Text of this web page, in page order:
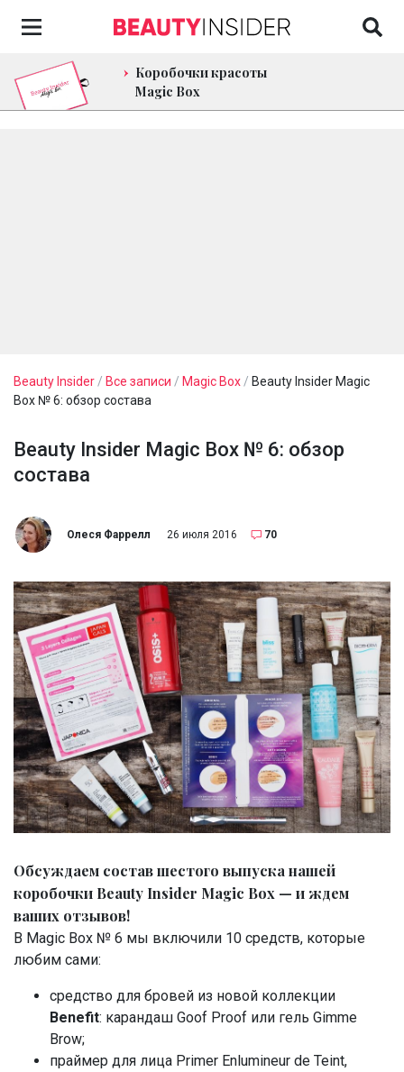
Коробочки красоты
Magic Box
Beauty Insider / Все записи / Magic Box / Beauty Insider Magic
Box № 6: обзор состава
Beauty Insider Magic Box № 6: обзор
состава
Олеся Фаррелл 26 июля 2016 70
Обсуждаем состав шестого выпуска нашей
коробочки Beauty Insider Magic Box — и ждем
ваших отзывов!
В Magic Box № 6 мы включили 10 средств, которые
любим сами:
средство для бровей из новой коллекции
Benefit: карандаш Goof Proof или гель Gimme
Brow;
праймер для лица Primer Enlumineur de Teint,